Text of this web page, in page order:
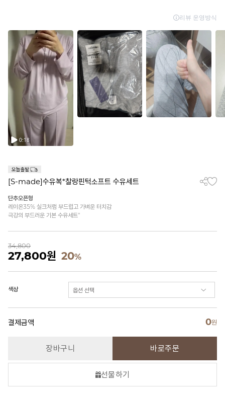
[S-made]수유복*찰랑핀턱소프트 수유세트
단추오픈형
레이온35% 실크처럼 부드럽고 가벼운 터치감
극강의 부드러운 기본 수유세트"
34,800
27,800원 20%
색상
결제금액 0원
장바구니 바로주문
선물하기